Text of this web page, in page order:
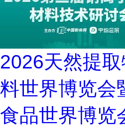
2026天然提
料世界博览会
食品世界博览